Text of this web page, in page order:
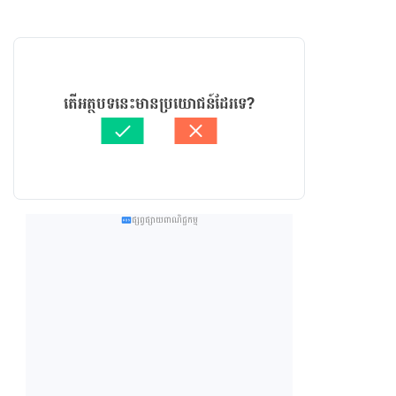
តើអត្ថបទនេះមានប្រយោជន៍ដែរទេ?
ផ្សព្វផ្សាយពាណិជ្ជកម្ម